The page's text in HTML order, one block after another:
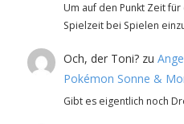
Um auf den Punkt Zeit
Spielzeit bei Spielen
Och, der Toni? zu
Pokémon Sonne &
Gibt es eigentlich noch